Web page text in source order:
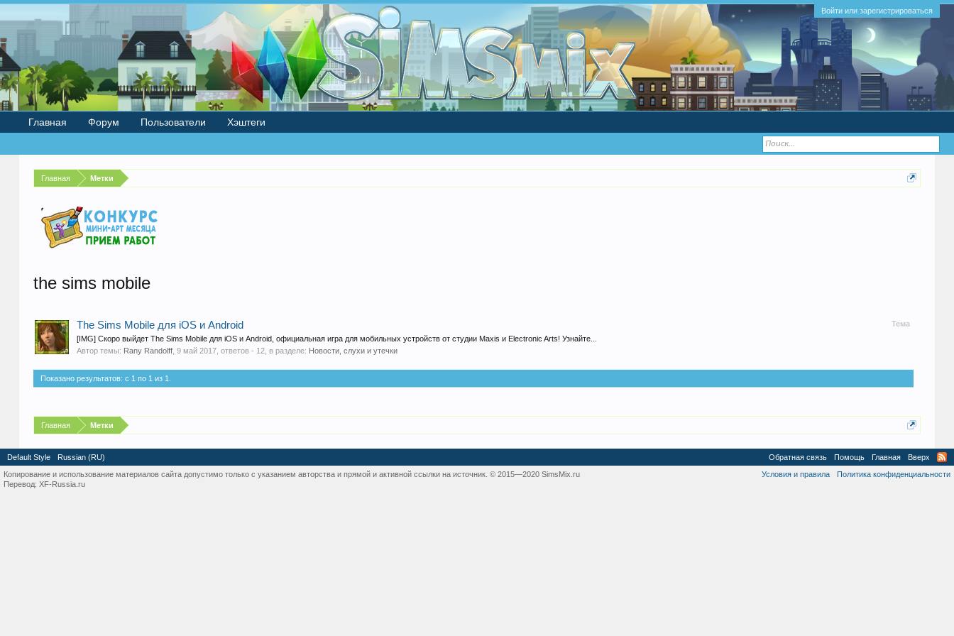
Войти или зарегистрироваться
Главная Метки
the sims mobile
Тема
The Sims Mobile для iOS и Android
[IMG] Скоро выйдет The Sims Mobile для iOS и Android, официальная игра для мобильных устройств от студии Maxis и Electronic Arts! Узнайте...
Автор темы: Rany Randolff, 9 май 2017, ответов - 12, в разделе: Новости, слухи и утечки
Показано результатов: с 1 по 1 из 1.
Главная Метки
Главная Форум Пользователи Хэштеги
Default Style Russian (RU) Обратная связь Помощь Главная
Вверх
Условия и правила
Политика конфиденциальности
Копирование и использование материалов сайта допустимо только с указанием авторства и прямой и активной ссылки на источник. © 2015—2020 SimsMix.ru
Перевод: XF-Russia.ru